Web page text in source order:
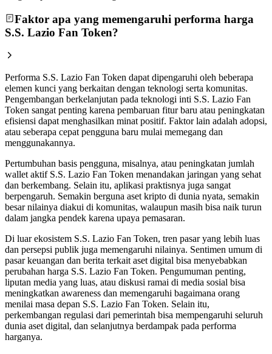
Faktor apa yang memengaruhi performa harga
S.S. Lazio Fan Token?
Performa S.S. Lazio Fan Token dapat dipengaruhi oleh beberapa
elemen kunci yang berkaitan dengan teknologi serta komunitas.
Pengembangan berkelanjutan pada teknologi inti S.S. Lazio Fan
Token sangat penting karena pembaruan fitur baru atau peningkatan
efisiensi dapat menghasilkan minat positif. Faktor lain adalah adopsi,
atau seberapa cepat pengguna baru mulai memegang dan
menggunakannya.
Pertumbuhan basis pengguna, misalnya, atau peningkatan jumlah
wallet aktif S.S. Lazio Fan Token menandakan jaringan yang sehat
dan berkembang. Selain itu, aplikasi praktisnya juga sangat
berpengaruh. Semakin berguna aset kripto di dunia nyata, semakin
besar nilainya diakui di komunitas, walaupun masih bisa naik turun
dalam jangka pendek karena upaya pemasaran.
Di luar ekosistem S.S. Lazio Fan Token, tren pasar yang lebih luas
dan persepsi publik juga memengaruhi nilainya. Sentimen umum di
pasar keuangan dan berita terkait aset digital bisa menyebabkan
perubahan harga S.S. Lazio Fan Token. Pengumuman penting,
liputan media yang luas, atau diskusi ramai di media sosial bisa
meningkatkan awareness dan memengaruhi bagaimana orang
menilai masa depan S.S. Lazio Fan Token. Selain itu,
perkembangan regulasi dari pemerintah bisa mempengaruhi seluruh
dunia aset digital, dan selanjutnya berdampak pada performa
harganya.